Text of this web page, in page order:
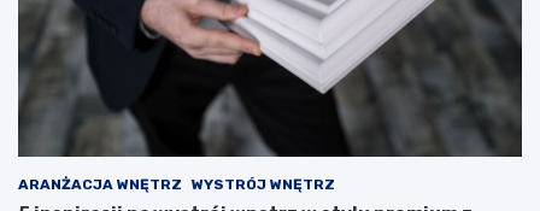
z
w
i
z
a
n
ARANŻACJA WNĘTRZ WYSTRÓJ WNĘTRZ